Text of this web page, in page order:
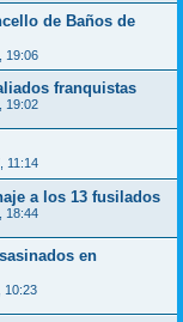
de Baños de
19:06
franquistas
19:02
11:14
a los 13 fusilados
18:44
en
10:23